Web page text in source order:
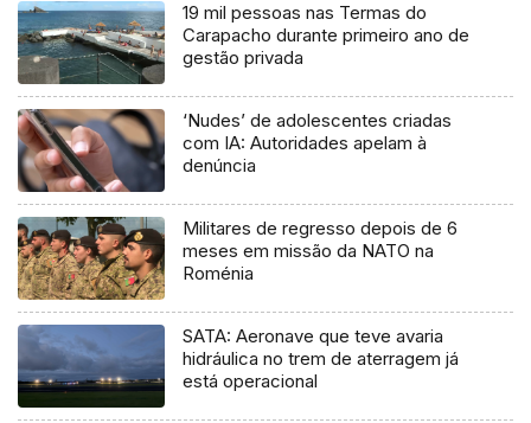
19 mil pessoas nas Termas do
Carapacho durante primeiro ano de
gestão privada
‘Nudes’ de adolescentes criadas
com IA: Autoridades apelam à
denúncia
Militares de regresso depois de 6
meses em missão da NATO na
Roménia
SATA: Aeronave que teve avaria
hidráulica no trem de aterragem já
está operacional